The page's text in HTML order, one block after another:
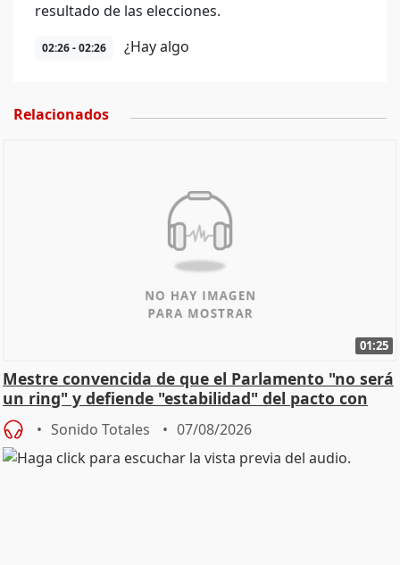
resultado de las elecciones.
02:26 - 02:26 ¿Hay algo
Relacionados
01:25
Mestre convencida de que el Parlamento "no será
un ring" y defiende "estabilidad" del pacto con
Vox
Sonido Totales 07/08/2026